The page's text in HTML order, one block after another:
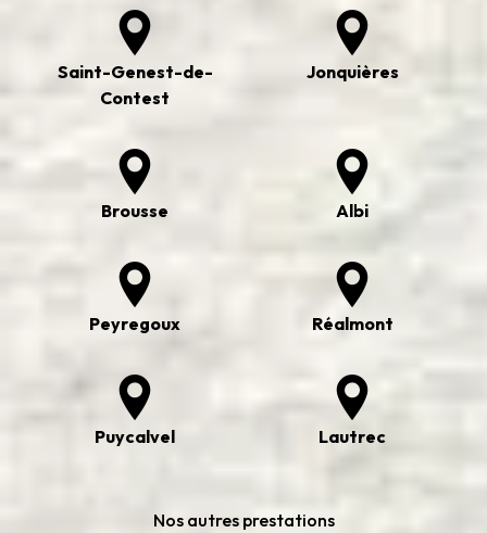
Saint-Genest-de-
Contest
Jonquières
Brousse Albi
Peyregoux Réalmont
Puycalvel Lautrec
Nos autres prestations